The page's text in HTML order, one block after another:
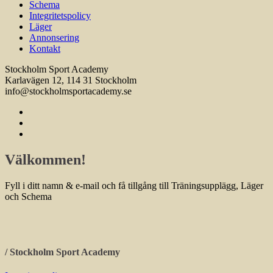
Schema
Integritetspolicy
Läger
Annonsering
Kontakt
Stockholm Sport Academy
Karlavägen 12, 114 31 Stockholm
info@stockholmsportacademy.se
Välkommen!
Fyll i ditt namn & e-mail och få tillgång till Träningsupplägg, Läger
och Schema
/ Stockholm Sport Academy